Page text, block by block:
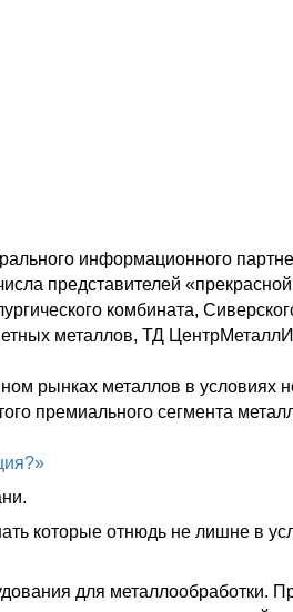
информационного
представителей
комбината,
металлов, ТД
рынках металлов в условиях
премиального сегмента
которые отнюдь не лишне в
для металлообработки.